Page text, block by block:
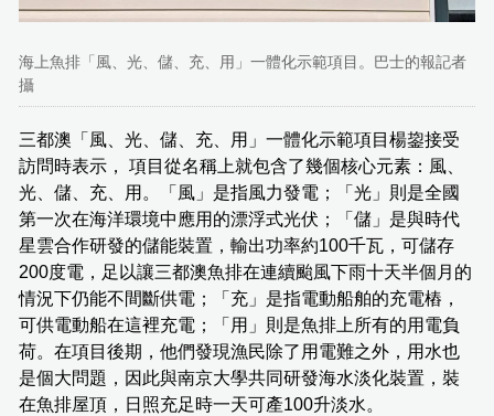
海上魚排「風、光、儲、充、用」一體化示範項目。巴士的報記者
攝
三都澳「風、光、儲、充、用」一體化示範項目楊鋆接受
訪問時表示， 項目從名稱上就包含了幾個核心元素：風、
光、儲、充、用。「風」是指風力發電；「光」則是全國
第一次在海洋環境中應用的漂浮式光伏；「儲」是與時代
星雲合作研發的儲能裝置，輸出功率約100千瓦，可儲存
200度電，足以讓三都澳魚排在連續颱風下雨十天半個月的
情況下仍能不間斷供電；「充」是指電動船舶的充電樁，
可供電動船在這裡充電；「用」則是魚排上所有的用電負
荷。在項目後期，他們發現漁民除了用電難之外，用水也
是個大問題，因此與南京大學共同研發海水淡化裝置，裝
在魚排屋頂，日照充足時一天可產100升淡水。